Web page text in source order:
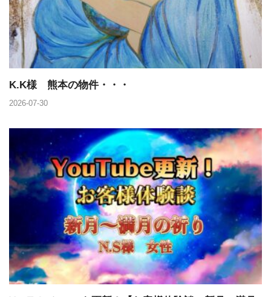
K.K様 熊本の物件・・・
2026-07-30